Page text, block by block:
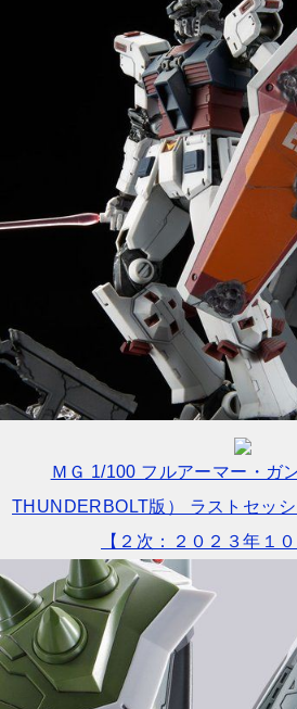
ＭＧ 1/100 フルアーマー・ガ
THUNDERBOLT版） ラストセッシ
【２次：２０２３年１０